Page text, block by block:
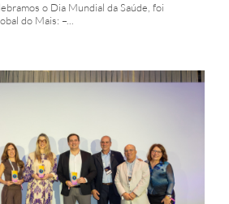
o Dia Mundial da Saúde, foi
do Mais: –...